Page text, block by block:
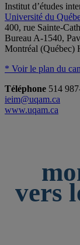
Institut d’études
Université du
400, rue Sainte-
Bureau A-1540,
Montréal (Québec)
* Voir le plan du
Téléphone 514
ieim@uqam.ca
www.uqam.ca
vers